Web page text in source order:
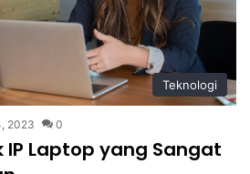
Teknologi
2023 0
IP Laptop yang Sangat